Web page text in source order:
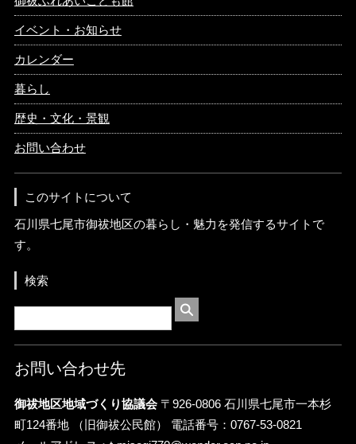
イベント・お知らせ
カレンダー
暮らし
歴史・文化・景観
お問い合わせ
このサイトについて
石川県七尾市御祓地区の暮らし・魅力を発信するサイトで
す。
検索
お問い合わせ先
御祓地区地域づくり協議会〒926-0806 石川県七尾市一本杉
町124番地 （旧御祓公民館） 電話番号：0767-53-0821